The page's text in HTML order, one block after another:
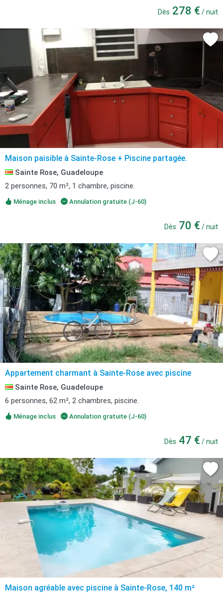
Dès 278 € / nuit
Maison paisible à Sainte-Rose + Piscine partagée.
Sainte Rose, Guadeloupe
2 personnes, 70 m², 1 chambre, piscine.
Ménage inclus Annulation gratuite (J-60)
Dès 70 € / nuit
Appartement charmant à Sainte-Rose avec piscine
Sainte Rose, Guadeloupe
6 personnes, 62 m², 2 chambres, piscine.
Ménage inclus Annulation gratuite (J-60)
Dès 47 € / nuit
Maison agréable avec piscine à Sainte-Rose, 140 m²